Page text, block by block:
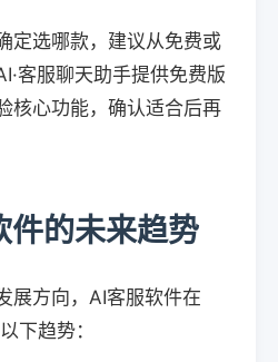
定选哪款，建议从免费或
客服聊天助手提供免费版
核心功能，确认适合后再
件的未来趋势
展方向，AI客服软件在
下趋势：